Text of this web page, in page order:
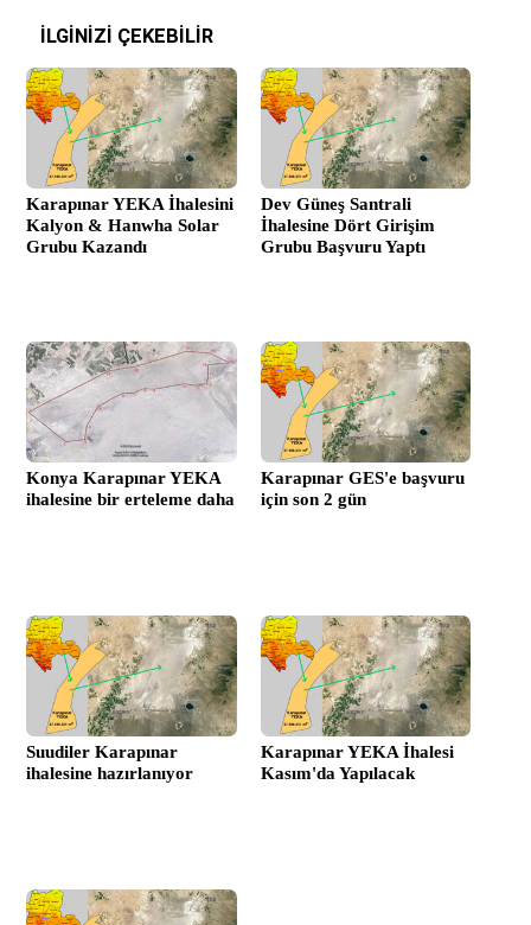
İLGİNİZİ ÇEKEBİLİR
Karapınar YEKA İhalesini
Kalyon & Hanwha Solar
Grubu Kazandı
Dev Güneş Santrali
İhalesine Dört Girişim
Grubu Başvuru Yaptı
Konya Karapınar YEKA
ihalesine bir erteleme daha
Karapınar GES'e başvuru
için son 2 gün
Suudiler Karapınar
ihalesine hazırlanıyor
Karapınar YEKA İhalesi
Kasım'da Yapılacak